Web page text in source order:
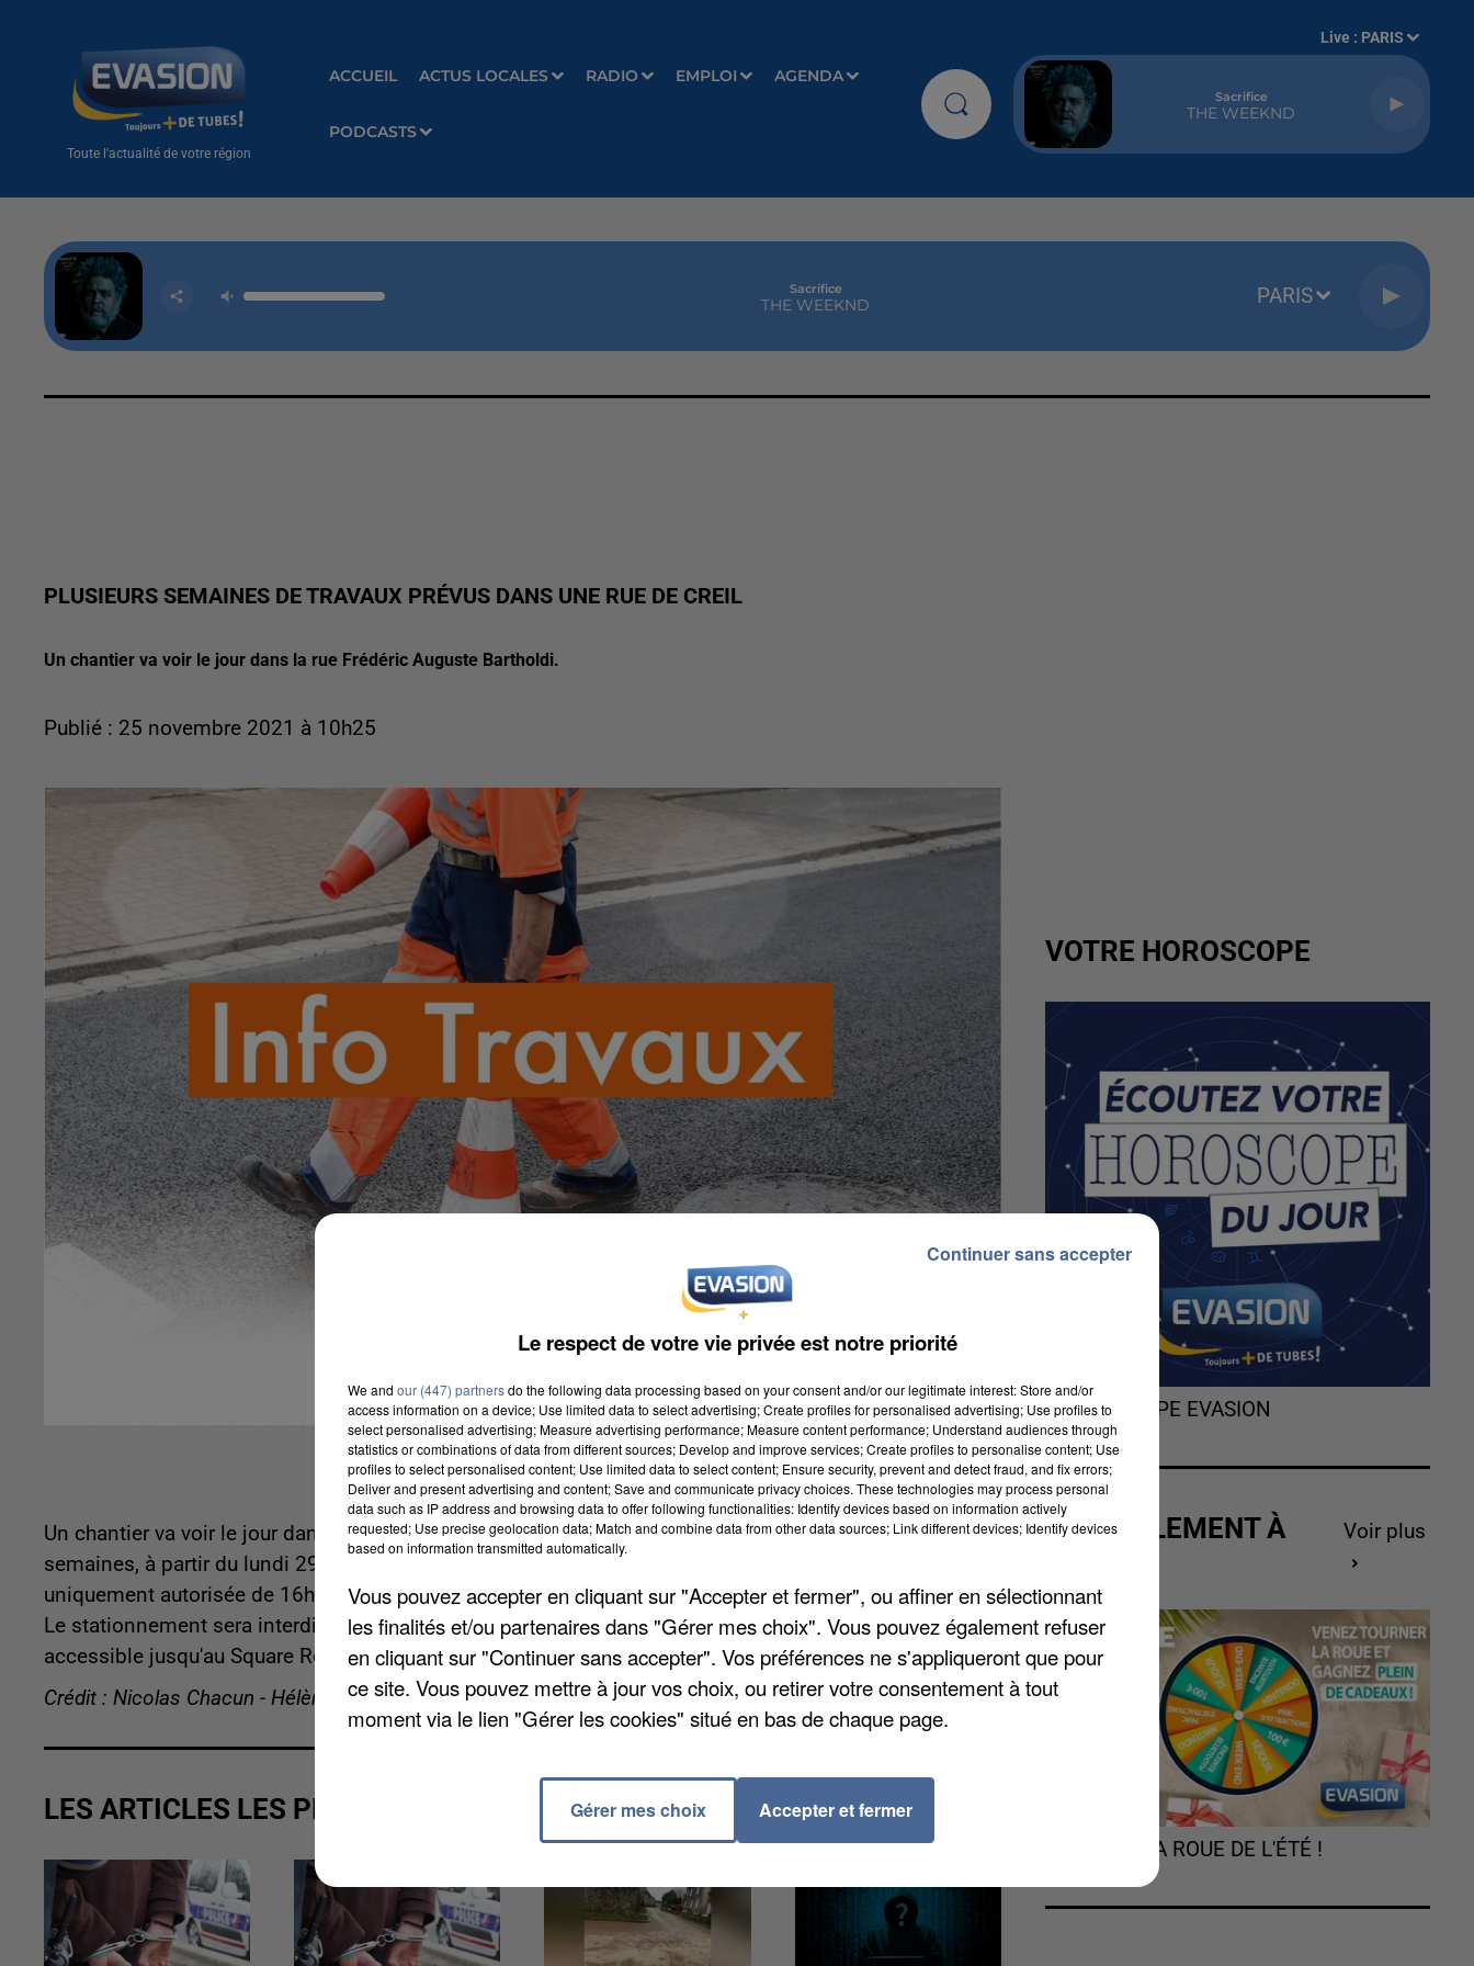
Toute l'actualité de votre région
ACCUEIL ACTUS LOCALES RADIO EMPLOI AGENDA
PODCASTS
Live : PARIS
Sacrifice
THE WEEKND
Sacrifice
THE WEEKND PARIS
PLUSIEURS SEMAINES DE TRAVAUX PRÉVUS DANS UNE RUE DE CREIL
Un chantier va voir le jour dans la rue Frédéric Auguste Bartholdi.
Publié : 25 novembre 2021 à 10h25
Un chantier va voir le jour dans la rue Frédéric Auguste Bartholdi. La voie va fermer durant 3 à 4
semaines, à partir du lundi 29 novembre 2021. Une déviation va être mise en place. La circulation sera
uniquement autorisée de 16h30 à 8h30. Les travaux iront du square Rodin à l'Avenue Léonard de Vinci.
Le stationnement sera interdit sur cette portion. Le haut de la rue Frédéric Auguste Bartholdi restera
accessible jusqu'au Square Rodin.
Crédit : Nicolas Chacun - Hélène Virat
LES ARTICLES LES PLUS VUS
VOTRE HOROSCOPE
L'HOROSCOPE EVASION
ACTUELLEMENT À
Voir plus
TOURNEZ LA ROUE DE L'ÉTÉ !
Le respect de votre vie privée est notre priorité
We and our (447) partnersdo the following data processing based on your consent and/or our legitimate interest: Store and/or
access information on a device; Use limited data to select advertising; Create profiles for personalised advertising; Use profiles to
select personalised advertising; Measure advertising performance; Measure content performance; Understand audiences through
statistics or combinations of data from different sources; Develop and improve services; Create profiles to personalise content; Use
profiles to select personalised content; Use limited data to select content; Ensure security, prevent and detect fraud, and fix errors;
Deliver and present advertising and content; Save and communicate privacy choices. These technologies may process personal
data such as IP address and browsing data to offer following functionalities: Identify devices based on information actively
requested; Use precise geolocation data; Match and combine data from other data sources; Link different devices; Identify devices
based on information transmitted automatically.
Vous pouvez accepter en cliquant sur "Accepter et fermer", ou affiner en sélectionnant
les finalités et/ou partenaires dans "Gérer mes choix". Vous pouvez également refuser
en cliquant sur "Continuer sans accepter". Vos préférences ne s'appliqueront que pour
ce site. Vous pouvez mettre à jour vos choix, ou retirer votre consentement à tout
moment via le lien "Gérer les cookies" situé en bas de chaque page.
Gérer mes choix Accepter et fermer
Continuer sans accepter